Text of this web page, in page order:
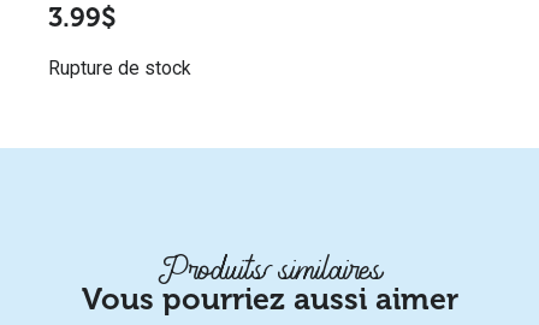
3.99$
Rupture de stock
Produits similaires
Vous pourriez aussi aimer